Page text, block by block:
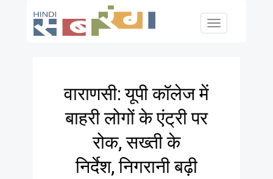
Toggle
वाराणसी: यूपी कॉलेज में
बाहरी लोगों के एंट्री पर
रोक, सख्ती के
निर्देश, निगरानी बढ़ी